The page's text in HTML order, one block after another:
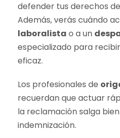
defender tus derechos
Además, verás cuándo
laboralista o a un
especializado para
eficaz.
Los profesionales de
recuerdan que actuar
la reclamación salga
indemnización.